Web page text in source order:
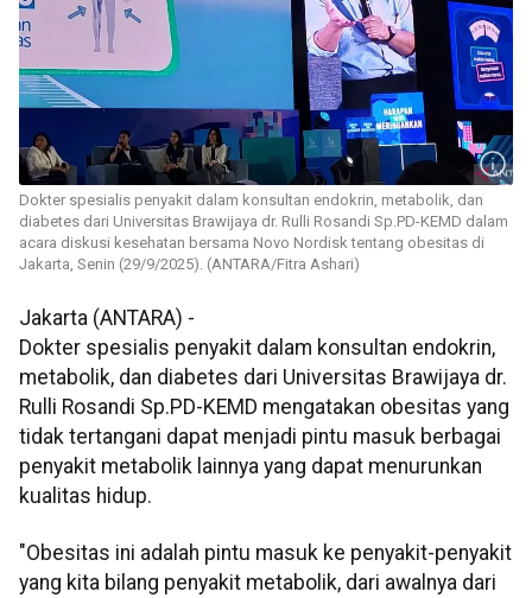
Dokter spesialis penyakit dalam konsultan endokrin, metabolik, dan
diabetes dari Universitas Brawijaya dr. Rulli Rosandi Sp.PD-KEMD dalam
acara diskusi kesehatan bersama Novo Nordisk tentang obesitas di
Jakarta, Senin (29/9/2025). (ANTARA/Fitra Ashari)
Jakarta (ANTARA) -
Dokter spesialis penyakit dalam konsultan endokrin,
metabolik, dan diabetes dari Universitas Brawijaya dr.
Rulli Rosandi Sp.PD-KEMD mengatakan obesitas yang
tidak tertangani dapat menjadi pintu masuk berbagai
penyakit metabolik lainnya yang dapat menurunkan
kualitas hidup.
"Obesitas ini adalah pintu masuk ke penyakit-penyakit
yang kita bilang penyakit metabolik, dari awalnya dari